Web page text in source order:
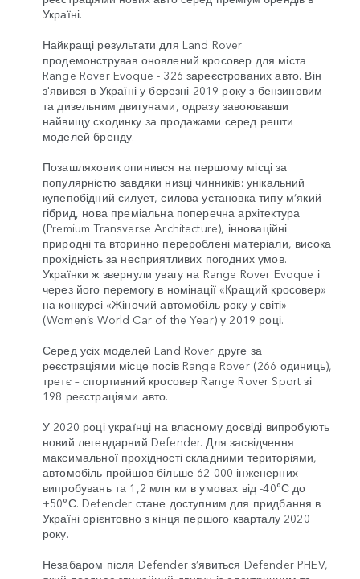
Україні.
Найкращі результати для Land Rover
продемонстрував оновлений кросовер для міста
Range Rover Evoque - 326 зареєстрованих авто. Він
з'явився в Україні у березні 2019 року з бензиновим
та дизельним двигунами, одразу завоювавши
найвищу сходинку за продажами серед решти
моделей бренду.
Позашляховик опинився на першому місці за
популярністю завдяки низці чинників: унікальний
купепобідний силует, силова установка типу м’який
гібрид, нова преміальна поперечна архітектура
(Premium Transverse Architecture), інноваційні
природні та вторинно перероблені матеріали, висока
прохідність за несприятливих погодних умов.
Українки ж звернули увагу на Range Rover Evoque і
через його перемогу в номінації «Кращий кросовер»
на конкурсі «Жіночий автомобіль року у світі»
(Women’s World Car of the Year) у 2019 році.
Серед усіх моделей Land Rover друге за
реєстраціями місце посів Range Rover (266 одиниць),
третє – спортивний кросовер Range Rover Sport зі
198 реєстраціями авто.
У 2020 році українці на власному досвіді випробують
новий легендарний Defender. Для засвідчення
максимальної прохідності складними територіями,
автомобіль пройшов більше 62 000 інженерних
випробувань та 1,2 млн км в умовах від -40°С до
+50°С. Defender стане доступним для придбання в
Україні орієнтовно з кінця першого кварталу 2020
року.
Незабаром після Defender з’явиться Defender PHEV,